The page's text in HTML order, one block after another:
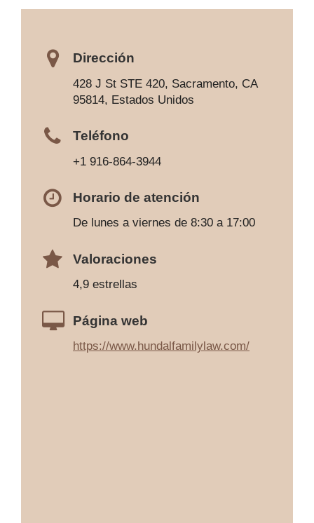
Dirección
428 J St STE 420, Sacramento, CA
95814, Estados Unidos
Teléfono
+1 916-864-3944
Horario de atención
De lunes a viernes de 8:30 a 17:00
Valoraciones
4,9 estrellas
Página web
https://www.hundalfamilylaw.com/